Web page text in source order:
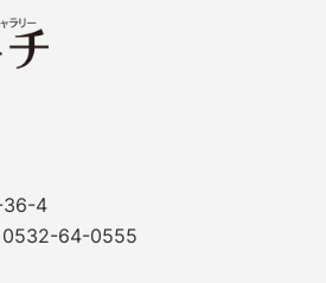
36-4
0532-64-0555